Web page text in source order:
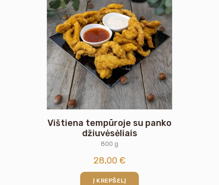
Vištiena tempūroje su panko
džiuvėsėliais
800 g
28,00 €
Į KREPŠELĮ